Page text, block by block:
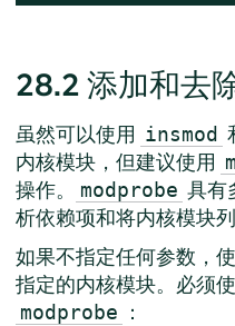
28.2 添加和去
虽然可以使用 insmod
内核模块，但建议使用
操作。
modprobe 具有
析依赖项和将内核模块列
如果不指定任何参数，
指定的内核模块。必须
modprobe ：